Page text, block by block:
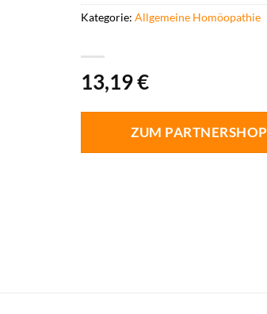
13,19€
ZUM PARTNERSHOP
Kategorie: Allgemeine Homöopathie